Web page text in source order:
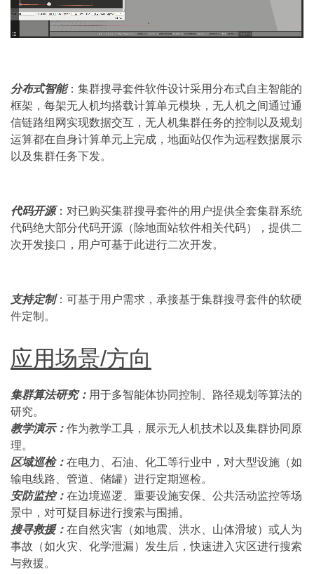
分布式智能：集群搜寻套件软件设计采用分布式自主智能的
框架，每架无人机均搭载计算单元模块，无人机之间通过通
信链路组网实现数据交互，无人机集群任务的控制以及规划
运算都在自身计算单元上完成，地面站仅作为远程数据展示
以及集群任务下发。
代码开源：对已购买集群搜寻套件的用户提供全套集群系统
代码绝大部分代码开源（除地面站软件相关代码），提供二
次开发接口，用户可基于此进行二次开发。
支持定制：可基于用户需求，承接基于集群搜寻套件的软硬
件定制。
应用场景/方向
集群算法研究： 用于多智能体协同控制、路径规划等算法的
研究。
教学演示：作为教学工具，展示无人机技术以及集群协同原
理。
区域巡检：在电力、石油、化工等行业中，对大型设施（如
输电线路、管道、储罐）进行定期巡检。
安防监控：在边境巡逻、重要设施安保、公共活动监控等场
景中，对可疑目标进行搜索与围捕。
搜寻救援：在自然灾害（如地震、洪水、山体滑坡）或人为
事故（如火灾、化学泄漏）发生后，快速进入灾区进行搜索
与救援。